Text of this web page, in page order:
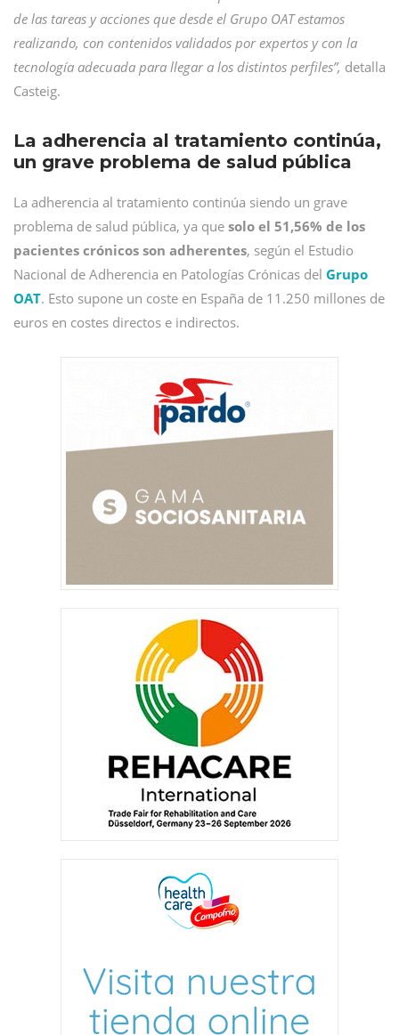
de las tareas y acciones que desde el Grupo OAT estamos
realizando, con contenidos validados por expertos y con la
tecnología adecuada para llegar a los distintos perfiles”, detalla
Casteig.
La adherencia al tratamiento continúa,
un grave problema de salud pública
La adherencia al tratamiento continúa siendo un grave
problema de salud pública, ya que solo el 51,56% de los
pacientes crónicos son adherentes, según el Estudio
Nacional de Adherencia en Patologías Crónicas del Grupo
OAT. Esto supone un coste en España de 11.250 millones de
euros en costes directos e indirectos.